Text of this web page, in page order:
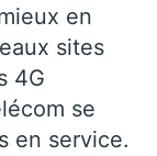
en
sites
4G
se
en service.